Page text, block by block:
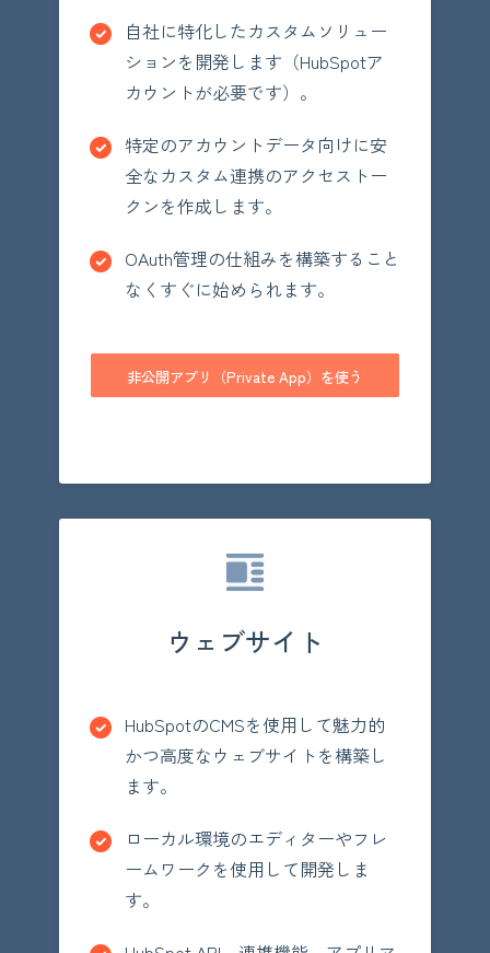
自社に特化したカスタムソリュー
ションを開発します（HubSpotア
カウントが必要です）。
特定のアカウントデータ向けに安
全なカスタム連携のアクセストー
クンを作成します。
OAuth管理の仕組みを構築すること
なくすぐに始められます。
非公開アプリ（Private App）を使う
ウェブサイト
HubSpotのCMSを使用して魅力的
かつ高度なウェブサイトを構築し
ます。
ローカル環境のエディターやフレ
ームワークを使用して開発しま
す。